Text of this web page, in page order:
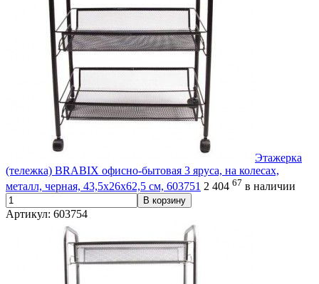
Этажерка
(тележка) BRABIX офисно-бытовая 3 яруса, на колесах,
металл, черная, 43,5х26х62,5 см, 603751 2 404 67 в наличии
В корзину
Артикул: 603754